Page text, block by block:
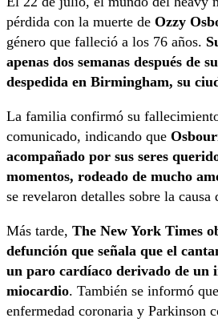
pérdida con la muerte de Ozzy
género que falleció a los 76 años.
apenas dos semanas después de
despedida en Birmingham, su
La familia confirmó su
comunicado, indicando que
acompañado por sus seres
momentos, rodeado de mucho
se revelaron detalles sobre la causa
Más tarde, The New York Times
defunción que señala que el
un paro cardíaco derivado de un
miocardio. También se informó
enfermedad coronaria y Parkinson